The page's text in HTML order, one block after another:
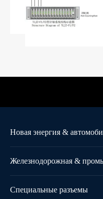
Новая энергия &
Железнодорожная &
Специальные разъемы